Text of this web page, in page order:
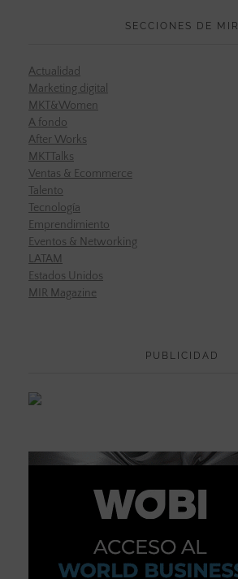
SECCIONES DE MIR
Actualidad
Marketing digital
MKT&Women
A fondo
After Works
MKTTalks
Ventas & Ecommerce
Talento
Tecnología
Emprendimiento
Eventos & Networking
LATAM
Estados Unidos
MIR Magazine
PUBLICIDAD